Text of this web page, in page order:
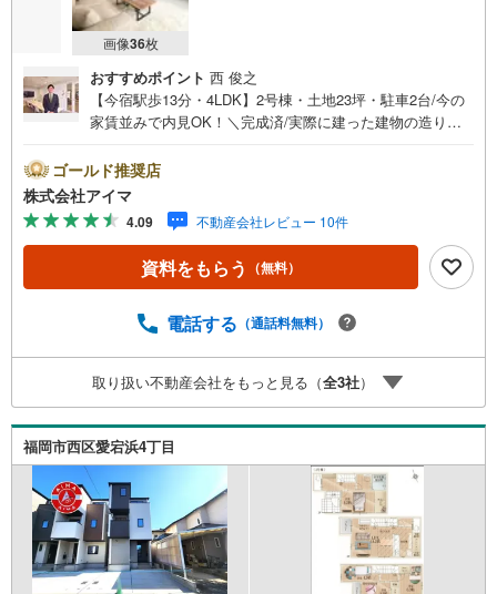
画像36枚
おすすめポイント 西 俊之
【今宿駅歩13分・4LDK】2号棟・土地23坪・駐車2台/今の
家賃並みで内見OK！＼完成済/実際に建った建物の造りと
り間取りは4LDK・LDK15帖以上。土地約23坪・延床約32坪
と、暮らしの広さを数字でご確認いただけます。■品質・保
証住まいの品質を支える裏付けです。基礎は面で支えるベ
タ基礎。地盤調査を実施済み。築2年以内の新しい住まい。
ほかに外壁サイディング・即引渡し可も備えます。■省エネ
性能光熱費と快適さに配慮した仕様です。熱を伝えにくい
空気を循環。ほかにエコジョーズも備えます。■アイマのサ
の返済プランもご用意平日も夜間もご見学OK/ご自宅・最
寄り駅まで送迎無料/オンライン相談OK「見るだけ」「ロ
ーン相談だけ」でも歓迎します他社でローンが難しいと言
われた方、転職後で審査にご不安の方もご相談ください
ゴールド推奨店
株式会社アイマ
4.09 不動産会社レビュー 10件
資料をもらう （無料）
電話する （通話料無料）
取り扱い不動産会社をもっと見る（全3社）
福岡市西区愛宕浜4丁目